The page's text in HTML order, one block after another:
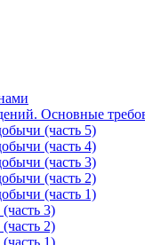
Основные
(часть 5)
(часть 4)
(часть 3)
(часть 2)
(часть 1)
3)
2)
1)